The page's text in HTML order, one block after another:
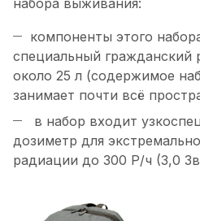
набора выживания:
компоненты этого
специальный гражданский
около 25 л (содержимое
занимает почти всё
в набор входит
дозиметр для
радиации до 300 Р/ч (3,0